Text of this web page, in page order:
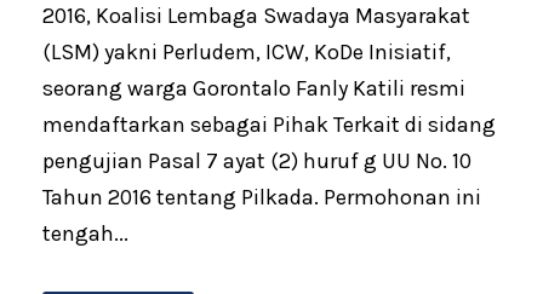
2016, Koalisi Lembaga Swadaya Masyarakat
(LSM) yakni Perludem, ICW, KoDe Inisiatif,
seorang warga Gorontalo Fanly Katili resmi
mendaftarkan sebagai Pihak Terkait di sidang
pengujian Pasal 7 ayat (2) huruf g UU No. 10
Tahun 2016 tentang Pilkada. Permohonan ini
tengah...